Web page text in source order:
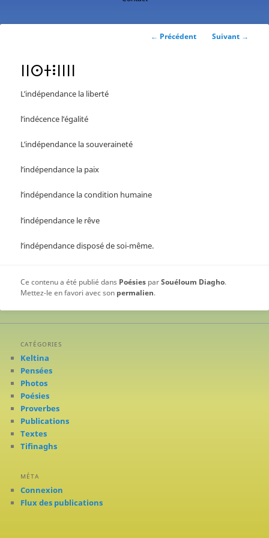
Navigation
← Précédent Suivant →
ⵏⵏⵙⵜⵗⵏⵏⵏⵏ
L’indépendance la liberté
l’indécence l’égalité
L’indépendance la souveraineté
l’indépendance la paix
l’indépendance la condition humaine
l’indépendance le rêve
l’indépendance disposé de soi-même.
Ce contenu a été publié dans Poésies parSouéloum Diagho.
Mettez-le en favori avec son permalien.
CATÉGORIES
Keltina
Pensées
Photos
Poésies
Proverbes
Publications
Textes
Tifinaghs
MÉTA
Connexion
Flux des publications